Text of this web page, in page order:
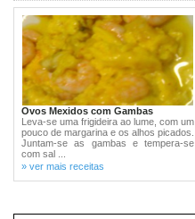
Ovos Mexidos com Gambas
Leva-se uma frigideira ao lume, com um
pouco de margarina e os alhos picados.
Juntam-se as gambas e tempera-se
com sal ...
» ver mais receitas